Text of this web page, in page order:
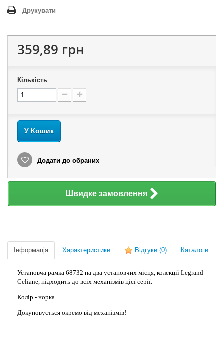
Друкувати
359,89 грн
Кількість
У Кошик
Додати до обраних
Швидке замовлення
Інформація Характеристики Відгуки (0) Каталоги
Установча рамка 68732 на два установчих місця, колекції Legrand
Celiane, підходить до всіх механізмів цієї серії.
Колір - норка.
Докуповується окремо від механізмів!